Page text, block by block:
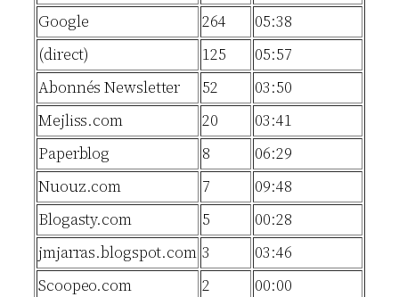
Google
264
05:38
(direct)
125
05:57
Abonnés Newsletter
52
03:50
Mejliss.com
20
03:41
Paperblog
8
06:29
Nuouz.com
7
09:48
Blogasty.com
5
00:28
jmjarras.blogspot.com 3
03:46
Scoopeo.com
2
00:00